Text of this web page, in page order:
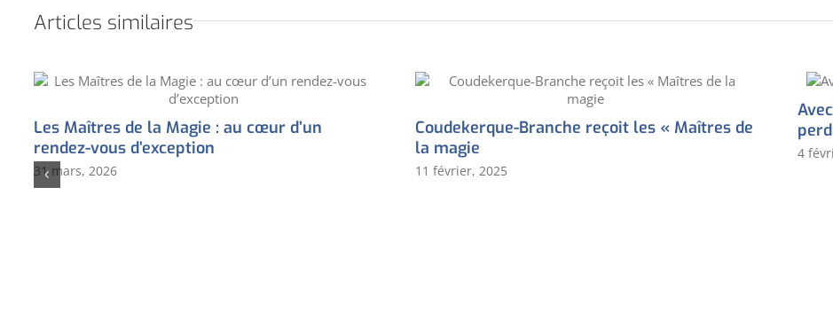
Articles similaires
Les Maîtres de la Magie : au cœur d’un
rendez-vous d’exception
31 mars, 2026
Coudekerque-Branche reçoit les « Maîtres de
la magie
11 février, 2025
4